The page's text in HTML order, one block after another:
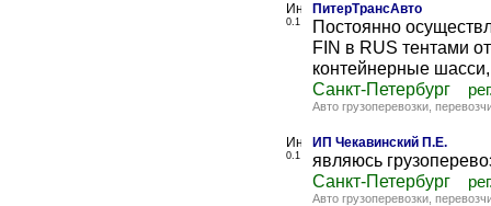
0.1
ПитерТрансАвто
Постоянно
FIN в RUS тентами
контейнерные
Санкт-Петербург
Авто грузоперевозки,
0.1
ИП Чекавинский П.Е.
являюсь
Санкт-Петербург
Авто грузоперевозки,